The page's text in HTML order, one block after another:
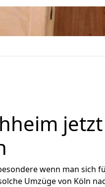
wenn man sich
Umzüge von Köln